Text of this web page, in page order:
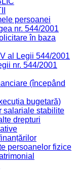
persoanei
nr. 544/2001
în baza
al Legii 544/2001
nr. 544/2001
(începând
bugetară)
salariale stabilite
drepturi
persoanelor fizice